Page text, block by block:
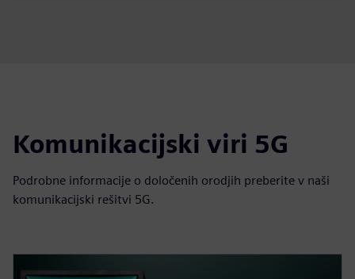
Komunikacijski viri 5G
Podrobne informacije o določenih orodjih preberite v naši
komunikacijski rešitvi 5G.